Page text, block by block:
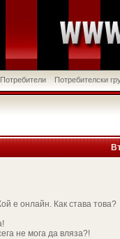
Потребители Потребителски
е онлайн. Как става това?
не мога да вляза?!